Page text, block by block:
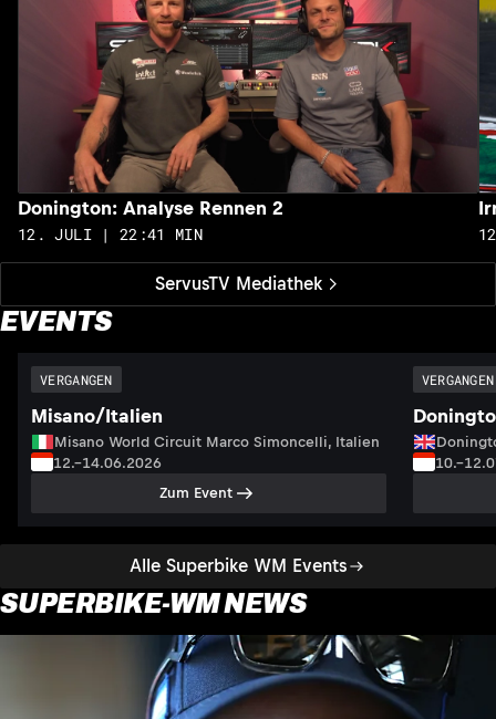
ServusTV Mediathek
Donington: Analyse Rennen 2
12. JULI | 22:41 MIN
EVENTS
Alle Superbike WM Events
VERGANGEN
Misano/Italien
Misano World Circuit Marco Simoncelli, Italien
12.–14.06.2026
Zum Event
VERGANGEN
SUPERBIKE-WM NEWS